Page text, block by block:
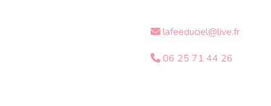
lafeeduciel@live.fr
06 25 71 44 26